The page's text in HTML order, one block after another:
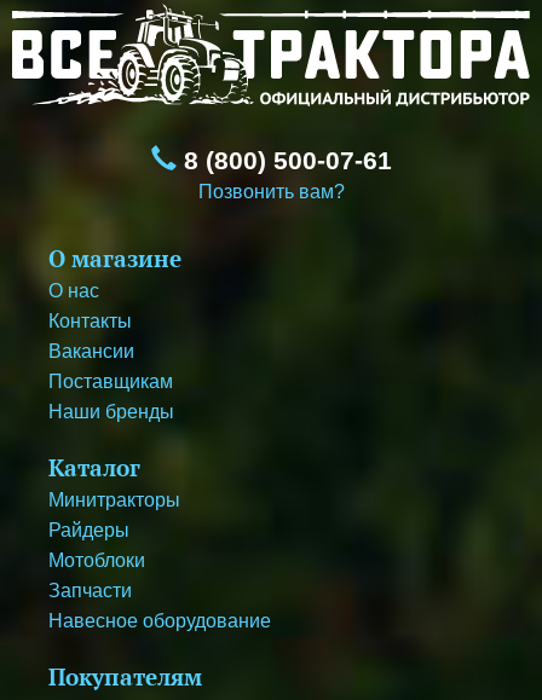
8 (800) 500-07-61
Позвонить вам?
О магазине
О нас
Контакты
Вакансии
Поставщикам
Наши бренды
Каталог
Минитракторы
Райдеры
Мотоблоки
Запчасти
Навесное оборудование
Покупателям